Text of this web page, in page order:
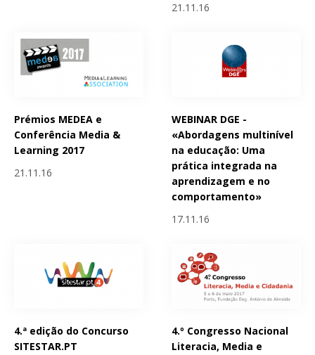
21.11.16
Prémios MEDEA e
Conferência Media &
Learning 2017
21.11.16
WEBINAR DGE -
«Abordagens multinível
na educação: Uma
prática integrada na
aprendizagem e no
comportamento»
17.11.16
4.ª edição do Concurso
SITESTAR.PT
4.º Congresso Nacional
Literacia, Media e